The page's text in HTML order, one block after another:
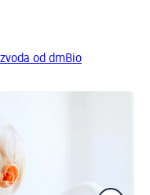
od dmBio